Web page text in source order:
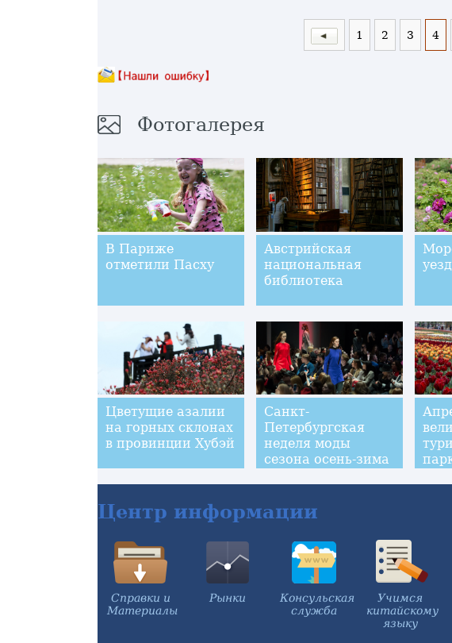
1 2 3 4
Фотогалерея
В Париже
отметили Пасху
Австрийская
национальная
библиотека
Цветущие азалии
на горных склонах
в провинции Хубэй
Санкт-
Петербургская
неделя моды
сезона осень-зима
Центр информации
Справки и
Материалы
Рынки
Консульская
служба
Учимся
китайскому
языку